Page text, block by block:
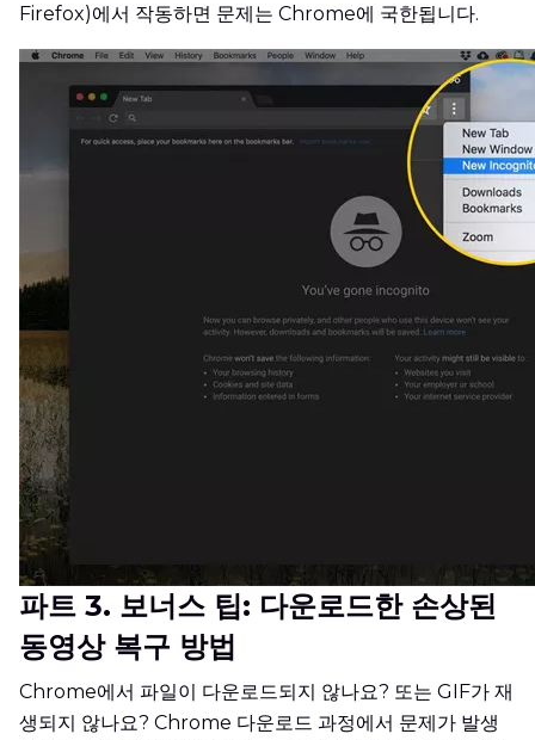
Firefox)에서 작동하면 문제는 Chrome에 국한됩니다.
파트 3. 보너스 팁: 다운로드한 손상된
동영상 복구 방법
Chrome에서 파일이 다운로드되지 않나요? 또는 GIF가 재
생되지 않나요? Chrome 다운로드 과정에서 문제가 발생